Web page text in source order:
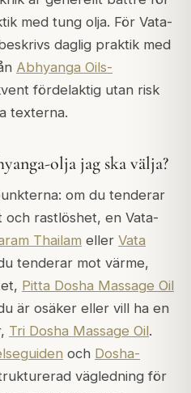
med tung olja. För Vata-
daglig praktik med
Abhyanga Oils-
fördelaktig utan risk
texterna.
olja jag ska välja?
om du tenderar
rastlöshet, en Vata-
Thailam eller Vata
tenderar mot värme,
Pitta Dosha Massage Oil
är osäker eller vill ha en
Tri Dosha Massage Oil.
och Dosha-
vägledning för